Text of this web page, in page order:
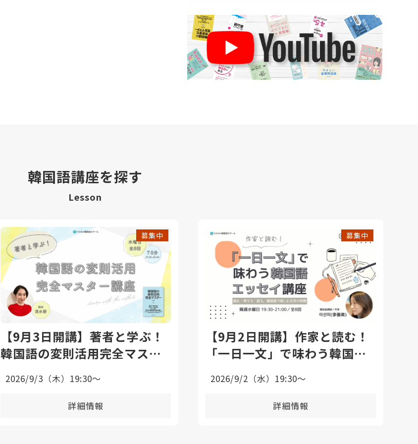
韓国語講座を探す
Lesson
募集中
【9月3日開講】著者と学ぶ！
韓国語の変則活用完全マスタ
2026/9/3（木）19:30〜
詳細情報
募集中
【9月2日開講】作家と読む！
「一日一文」で味わう韓国語
2026/9/2（水）19:30〜
詳細情報